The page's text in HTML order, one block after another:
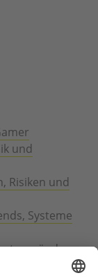
und
Risiken und
Systeme
verändern
Netze und